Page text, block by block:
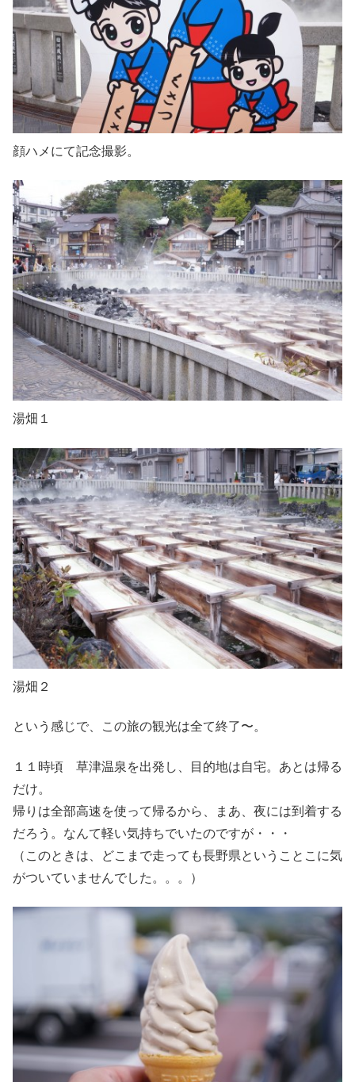
顔ハメにて記念撮影。
湯畑１
湯畑２
という感じで、この旅の観光は全て終了〜。
１１時頃 草津温泉を出発し、目的地は自宅。あとは帰る
だけ。
帰りは全部高速を使って帰るから、まあ、夜には到着する
だろう。なんて軽い気持ちでいたのですが・・・
（このときは、どこまで走っても長野県ということこに気
がついていませんでした。。。）